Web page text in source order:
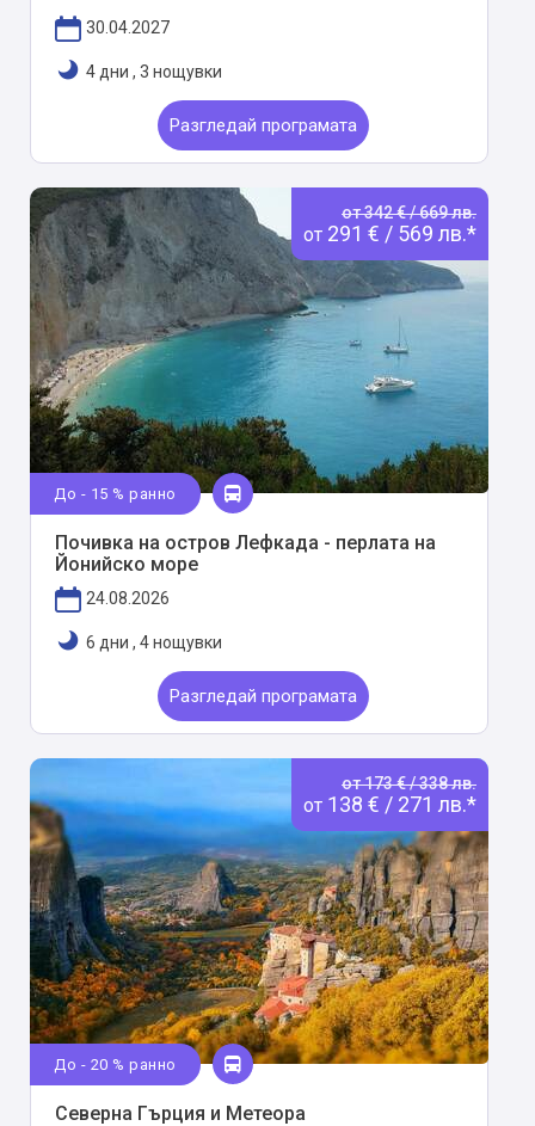
30.04.2027
4 дни , 3 нощувки
Разгледай програмата
от 342 € / 669 лв.
от 291 € / 569 лв.*
До - 15 % ранно
Почивка на остров Лефкада - перлата на
Йонийско море
24.08.2026
6 дни , 4 нощувки
Разгледай програмата
от 173 € / 338 лв.
от 138 € / 271 лв.*
До - 20 % ранно
Северна Гърция и Метеора